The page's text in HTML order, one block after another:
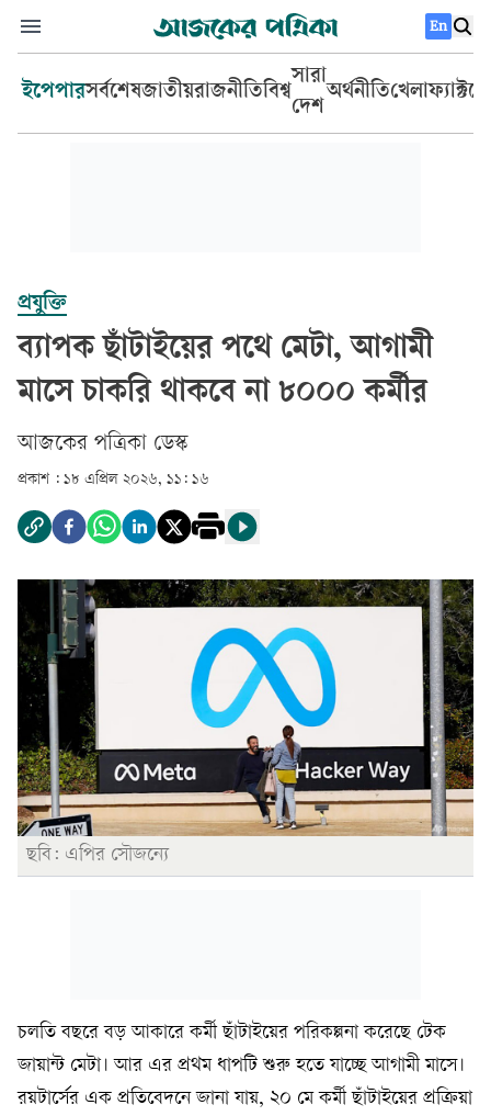
En
ইপেপারসর্বশেষজাতীয়রাজনীতিবিশ্ব
সারা
দেশ
অর্থনীতিখেলা
প্রযুক্তি
ব্যাপক ছাঁটাইয়ের পথে মেটা, আগামী
মাসে চাকরি থাকবে না ৮০০০ কর্মীর
আজকের পত্রিকা ডেস্ক­
প্রকাশ : ১৮ এপ্রিল ২০২৬, ১১: ১৬
ছবি: এপির সৌজন্যে
চলতি বছরে বড় আকারে কর্মী ছাঁটাইয়ের পরিকল্পনা করেছে টেক
জায়ান্ট মেটা। আর এর প্রথম ধাপটি শুরু হতে যাচ্ছে আগামী মাসে।
রয়টার্সের এক প্রতিবেদনে জানা যায়, ২০ মে কর্মী ছাঁটাইয়ের প্রক্রিয়া